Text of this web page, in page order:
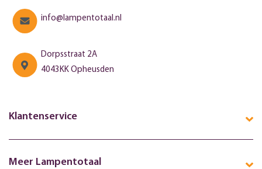
info@lampentotaal.nl
Dorpsstraat 2A
4043KK Opheusden
Klantenservice
Meer Lampentotaal